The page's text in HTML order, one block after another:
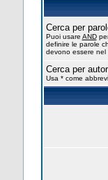
Cerca per
Puoi usare AND
definire le parole
devono essere nel
Cerca per
Usa * come